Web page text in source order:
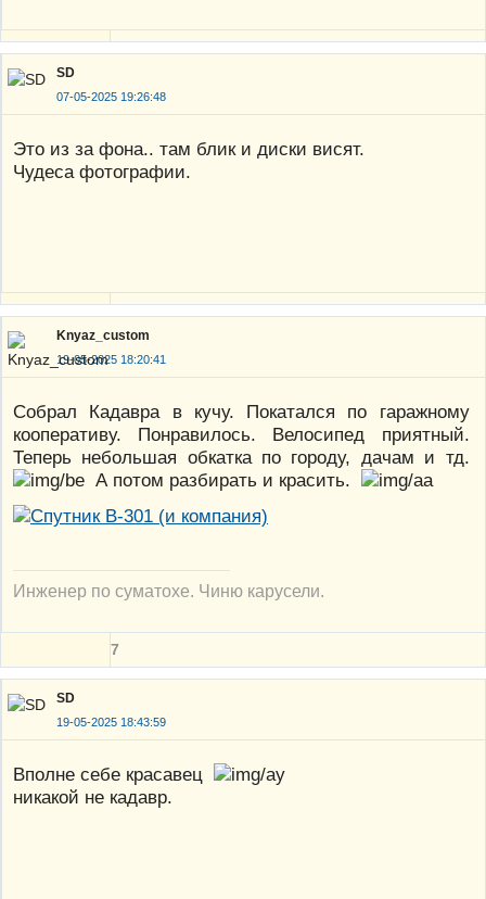
SD
07-05-2025 19:26:48
Это из за фона.. там блик и диски висят.
Чудеса фотографии.
Knyaz_custom
19-05-2025 18:20:41
Собрал Кадавра в кучу. Покатался по гаражному
кооперативу. Понравилось. Велосипед приятный.
Теперь небольшая обкатка по городу, дачам и тд.
А потом разбирать и красить.
Инженер по суматохе. Чиню карусели.
7
SD
19-05-2025 18:43:59
Вполне себе красавец
никакой не кадавр.